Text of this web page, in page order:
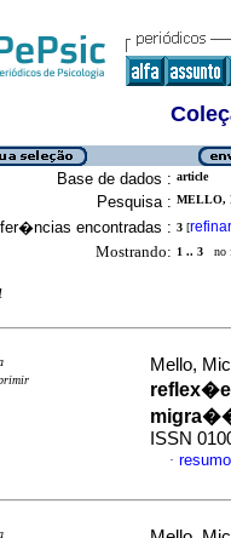
Base de dados : article
Pesquisa : MELLO,
encontradas : 3 [refinar
Mostrando: 1 .. 3 no
Mello,
ISSN
·